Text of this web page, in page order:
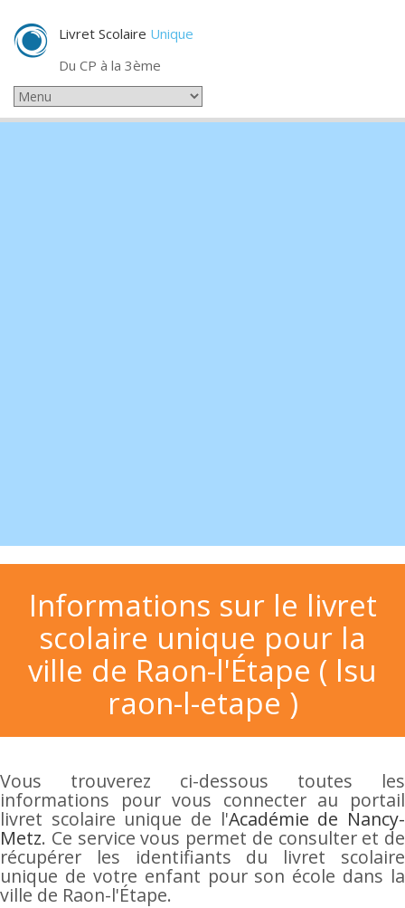
Livret Scolaire Unique
Du CP à la 3ème
Informations sur le livret
scolaire unique pour la
ville de Raon-l'Étape ( lsu
raon-l-etape )
Vous trouverez ci-dessous toutes les
informations pour vous connecter au portail
livret scolaire unique de l'Académie de Nancy-
Metz. Ce service vous permet de consulter et de
récupérer les identifiants du livret scolaire
unique de votre enfant pour son école dans la
ville de Raon-l'Étape.